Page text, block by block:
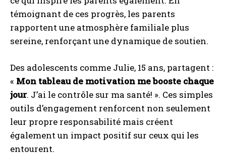
témoignant de ces progrès, les parents
rapportent une atmosphère familiale plus
sereine, renforçant une dynamique de soutien.
Des adolescents comme Julie, 15 ans, partagent :
« Mon tableau de motivation me booste chaque
jour. J’ai le contrôle sur ma santé! ». Ces simples
outils d’engagement renforcent non seulement
leur propre responsabilité mais créent
également un impact positif sur ceux qui les
entourent.